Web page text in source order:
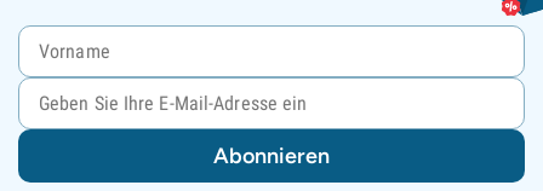
Abonnieren